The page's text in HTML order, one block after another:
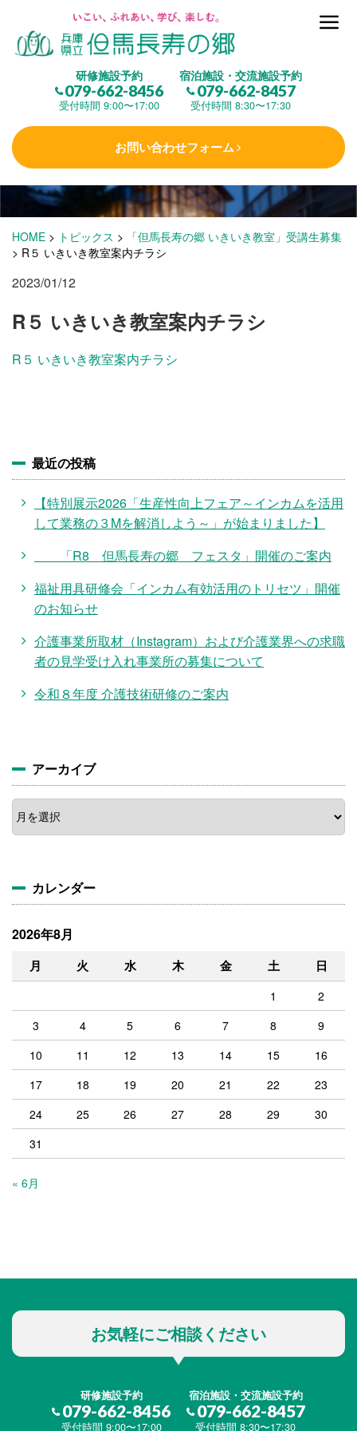
研修施設予約
079-662-8456
受付時間 9:00〜17:00
宿泊施設・交流施設予約
079-662-8457
受付時間 8:30〜17:30
お問い合わせフォーム
但馬長寿の郷とは
(研修施設)
楽しむ
学 ぶ(健康福祉)
泊まる(宿泊)
施設・料金
HOME > トピックス >
「但馬長寿の郷 いきいき教室」受講生募集
> R５ いきいき教室案内チラシ
2023/01/12
R５ いきいき教室案内チラシ
R５ いきいき教室案内チラシ
最近の投稿
【特別展示2026「生産性向上フェア～インカムを活用
して業務の３Mを解消しよう～」が始まりました】
「R8 但馬長寿の郷 フェスタ」開催のご案内
福祉用具研修会「インカム有効活用のトリセツ」開催
のお知らせ
介護事業所取材（Instagram）および介護業界への求職
者の見学受け入れ事業所の募集について
令和８年度 介護技術研修のご案内
アーカイブ
ア
ー
カ
カレンダー
2026年8月
月 火 水 木 金 土 日
1
2
3
4 5 6 7 8
9
10
11 12 13 14 15
16
17
18 19 20 21 22
23
24
25 26 27 28 29
30
31
« 6月
お気軽にご相談ください
研修施設予約
079-662-8456
受付時間 9:00〜17:00
宿泊施設・交流施設予約
079-662-8457
受付時間 8:30〜17:30